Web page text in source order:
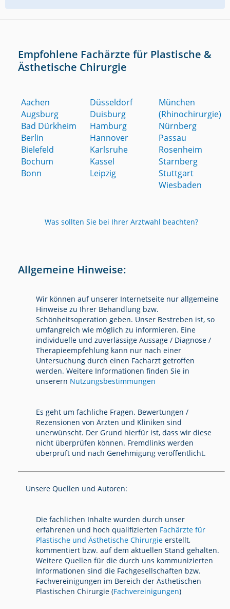
Empfohlene Fachärzte für Plastische &
Ästhetische Chirurgie
Aachen
Augsburg
Bad Dürkheim
Berlin
Bielefeld
Bochum
Bonn
Düsseldorf
Duisburg
Hamburg
Hannover
Karlsruhe
Kassel
Leipzig
München
(Rhinochirurgie)
Nürnberg
Passau
Rosenheim
Starnberg
Stuttgart
Wiesbaden
Was sollten Sie bei Ihrer Arztwahl beachten?
Allgemeine Hinweise:
Wir können auf unserer Internetseite nur allgemeine
Hinweise zu Ihrer Behandlung bzw.
Schönheitsoperation geben. Unser Bestreben ist, so
umfangreich wie möglich zu informieren. Eine
individuelle und zuverlässige Aussage / Diagnose /
Therapieempfehlung kann nur nach einer
Untersuchung durch einen Facharzt getroffen
werden. Weitere Informationen finden Sie in
unserern Nutzungsbestimmungen
Es geht um fachliche Fragen. Bewertungen /
Rezensionen von Ärzten und Kliniken sind
unerwünscht. Der Grund hierfür ist, dass wir diese
nicht überprüfen können. Fremdlinks werden
überprüft und nach Genehmigung veröffentlicht.
Unsere Quellen und Autoren:
Die fachlichen Inhalte wurden durch unser
erfahrenen und hoch qualifizierten Fachärzte für
Plastische und Ästhetische Chirurgie erstellt,
kommentiert bzw. auf dem aktuellen Stand gehalten.
Weitere Quellen für die durch uns kommunizierten
Informationen sind die Fachgesellschaften bzw.
Fachvereinigungen im Bereich der Ästhetischen
Plastischen Chirurgie (Fachvereinigungen)